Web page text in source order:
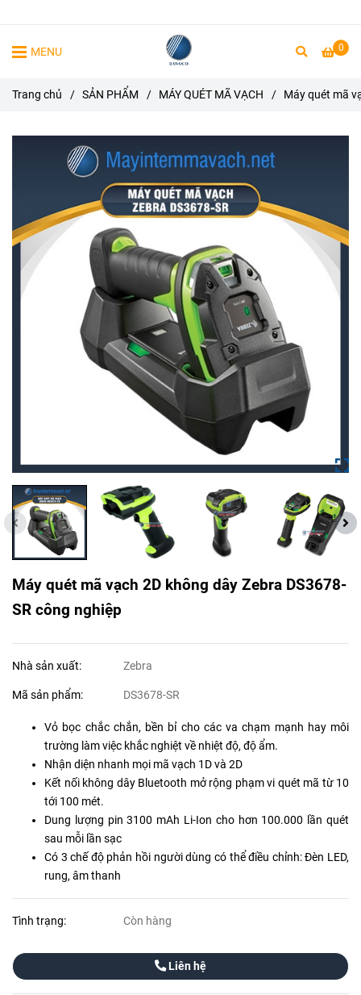
0
MENU
Trang chủ / SẢN PHẨM / MÁY QUÉT MÃ VẠCH / Máy quét mã
Máy quét mã vạch 2D không dây Zebra DS3678-
SR công nghiệp
Nhà sản xuất: Zebra
Mã sản phẩm: DS3678-SR
Vỏ bọc chắc chắn, bền bỉ cho các va chạm mạnh hay môi
trường làm việc khắc nghiệt về nhiệt độ, độ ẩm.
Nhận diện nhanh mọi mã vạch 1D và 2D
Kết nối không dây Bluetooth mở rộng phạm vi quét mã từ 10
tới 100 mét.
Dung lượng pin 3100 mAh Li-Ion cho hơn 100.000 lần quét
sau mỗi lần sạc
Có 3 chế độ phản hồi người dùng có thể điều chỉnh: Đèn LED,
rung, âm thanh
Tình trạng: Còn hàng
Liên hệ